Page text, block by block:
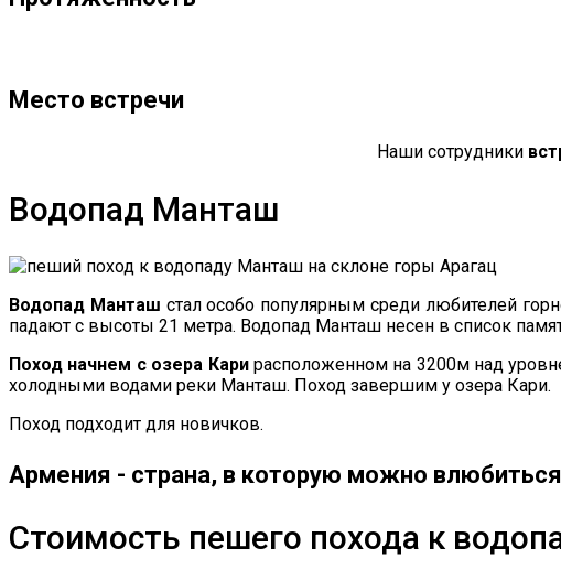
Место встречи
Наши сотрудники
Водопад Манташ
Водопад Манташ стал особо популярным среди любителей
падают с высоты 21 метра. Водопад Манташ несен в список
Поход начнем с озера Карирасположенном на 3200м над
холодными водами реки Манташ. Поход завершим у озера Кари.
Поход подходит для новичков.
Армения - страна, в которую можно
Стоимость пешего похода к